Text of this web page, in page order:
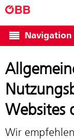
Navigation
Websites
Wir